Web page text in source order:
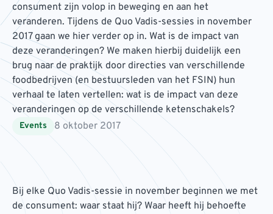
consument zijn volop in beweging en aan het
veranderen. Tijdens de Quo Vadis-sessies in november
2017 gaan we hier verder op in. Wat is de impact van
deze veranderingen? We maken hierbij duidelijk een
brug naar de praktijk door directies van verschillende
foodbedrijven (en bestuursleden van het FSIN) hun
verhaal te laten vertellen: wat is de impact van deze
veranderingen op de verschillende ketenschakels?
Events 8 oktober 2017
Bij elke Quo Vadis-sessie in november beginnen we met
de consument: waar staat hij? Waar heeft hij behoefte